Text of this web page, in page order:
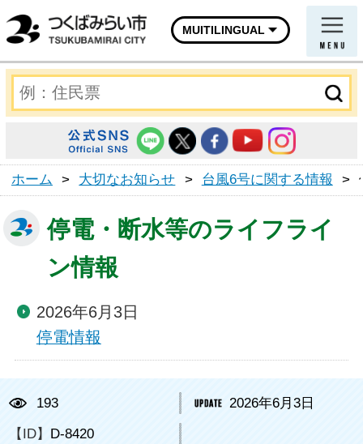
MUITILINGUAL
ホーム > 大切なお知らせ > 台風6号に関する情報 >
停電・断水等のライフライ
ン情報
2026年6月3日
停電情報
193 2026年6月3日
【ID】 D-8420